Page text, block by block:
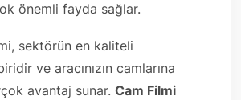
önemli fayda sağlar.
sektörün en kaliteli
ve aracınızın camlarına
avantaj sunar. Cam Filmi